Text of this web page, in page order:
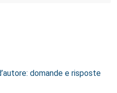
domande e risposte